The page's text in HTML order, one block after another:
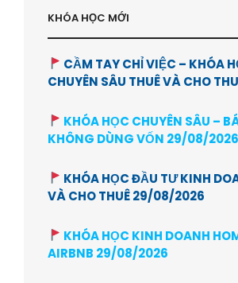
KHÓA HỌC MỚI
CẦM TAY CHỈ VIỆC – KHÓA
CHUYÊN SÂU THUÊ VÀ CHO
KHÓA HỌC CHUYÊN SÂU –
KHÔNG DÙNG VỐN 29/08/2026
KHÓA HỌC ĐẦU TƯ KINH
VÀ CHO THUÊ 29/08/2026
KHÓA HỌC KINH DOANH
AIRBNB 29/08/2026